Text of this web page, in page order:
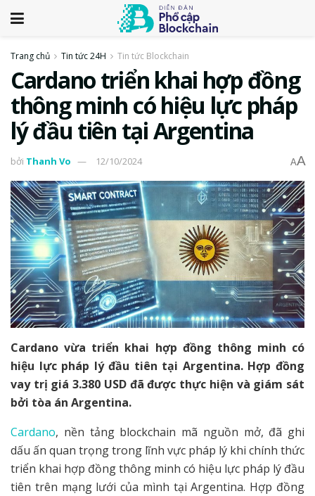
Trang chủ Tin tức 24H Tin tức Blockchain
Cardano triển khai hợp đồng
thông minh có hiệu lực pháp
lý đầu tiên tại Argentina
bởi Thanh Vo 12/10/2024 AA
Cardano vừa triển khai hợp đồng thông minh có
hiệu lực pháp lý đầu tiên tại Argentina. Hợp đồng
vay trị giá 3.380 USD đã được thực hiện và giám sát
bởi tòa án Argentina.
Cardano, nền tảng blockchain mã nguồn mở, đã ghi
dấu ấn quan trọng trong lĩnh vực pháp lý khi chính thức
triển khai hợp đồng thông minh có hiệu lực pháp lý đầu
tiên trên mạng lưới của mình tại Argentina. Hợp đồng